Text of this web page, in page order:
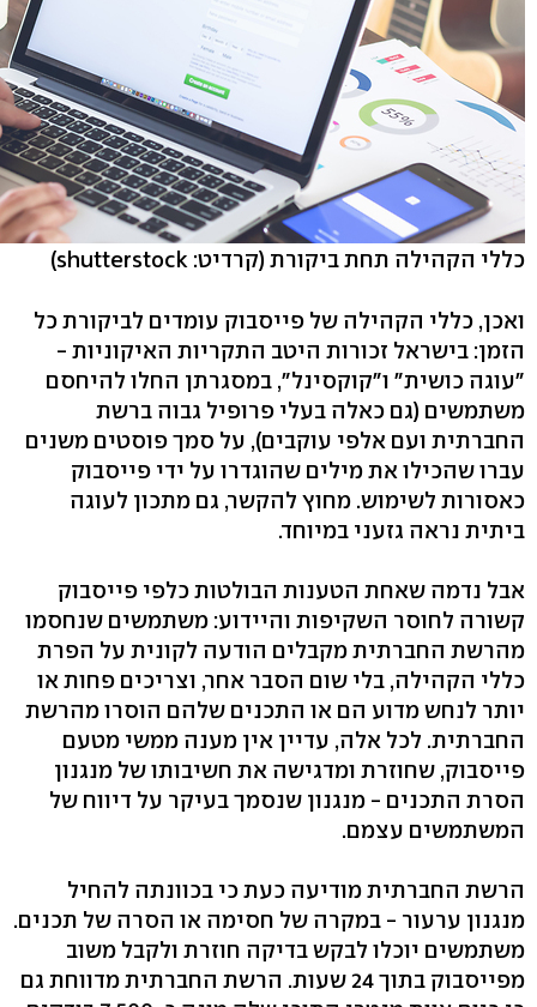
כללי הקהילה תחת ביקורת (קרדיט: shutterstock)
ואכן, כללי הקהילה של פייסבוק עומדים לביקורת כל
הזמן: בישראל זכורות היטב התקריות האיקוניות -
"עוגה כושית" ו"קוקסינל", במסגרתן החלו להיחסם
משתמשים (גם כאלה בעלי פרופיל גבוה ברשת
החברתית ועם אלפי עוקבים), על סמך פוסטים משנים
עברו שהכילו את מילים שהוגדרו על ידי פייסבוק
כאסורות לשימוש. מחוץ להקשר, גם מתכון לעוגה
ביתית נראה גזעני במיוחד.
אבל נדמה שאחת הטענות הבולטות כלפי פייסבוק
קשורה לחוסר השקיפות והיידוע: משתמשים שנחסמו
מהרשת החברתית מקבלים הודעה לקונית על הפרת
כללי הקהילה, בלי שום הסבר אחר, וצריכים פחות או
יותר לנחש מדוע הם או התכנים שלהם הוסרו מהרשת
החברתית. לכל אלה, עדיין אין מענה ממשי מטעם
פייסבוק, שחוזרת ומדגישה את חשיבותו של מנגנון
הסרת התכנים - מנגנון שנסמך בעיקר על דיווח של
המשתמשים עצמם.
הרשת החברתית מודיעה כעת כי בכוונתה להחיל
מנגנון ערעור - במקרה של חסימה או הסרה של תכנים.
משתמשים יוכלו לבקש בדיקה חוזרת ולקבל משוב
מפייסבוק בתוך 24 שעות. הרשת החברתית מדווחת גם